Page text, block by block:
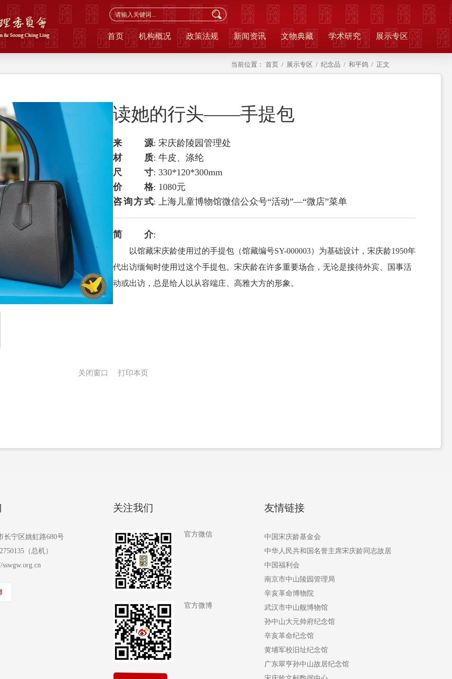
首页 机构概况 政策法规 新闻资讯 文物典藏 学术研究 展示专区
当前位置： 首页 / 展示专区 / 纪念品 / 和平鸽 / 正文
读她的行头——手提包
来 源: 宋庆龄陵园管理处
材 质: 牛皮、涤纶
尺 寸: 330*120*300mm
价 格: 1080元
咨询方式: 上海儿童博物馆微信公众号“活动”—“微店”菜单
简介:
以馆藏宋庆龄使用过的手提包（馆藏编号SY-000003）为基础设计 ， 宋庆龄1950年
代出访缅甸时使用过这个手提包。宋庆龄在许多重要场合，无论是接待外宾、国事活
动或出访，总是给人以从容端庄、高雅大方的形象。
关闭窗口 打印本页
长宁区姚虹路680号
（总机）
sswgw.org.cn
关注我们
官方微信
官方微博
友情链接
中国宋庆龄基金会
中华人民共和国名誉主席宋庆龄同志故居
中国福利会
南京市中山陵园管理局
辛亥革命博物院
武汉市中山舰博物馆
孙中山大元帅府纪念馆
辛亥革命纪念馆
黄埔军校旧址纪念馆
广东翠亨孙中山故居纪念馆